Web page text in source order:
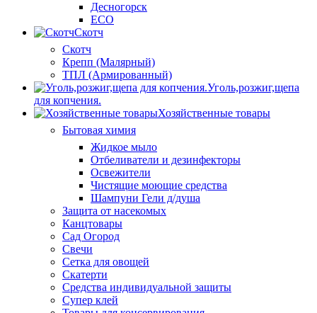
Десногорск
ECO
Скотч
Скотч
Крепп (Малярный)
ТПЛ (Армированный)
Уголь,розжиг,щепа
для копчения.
Хозяйственные товары
Бытовая химия
Жидкое мыло
Отбеливатели и дезинфекторы
Освежители
Чистящие моющие средства
Шампуни Гели д/душа
Защита от насекомых
Канцтовары
Сад Огород
Свечи
Сетка для овощей
Скатерти
Средства индивидуальной защиты
Супер клей